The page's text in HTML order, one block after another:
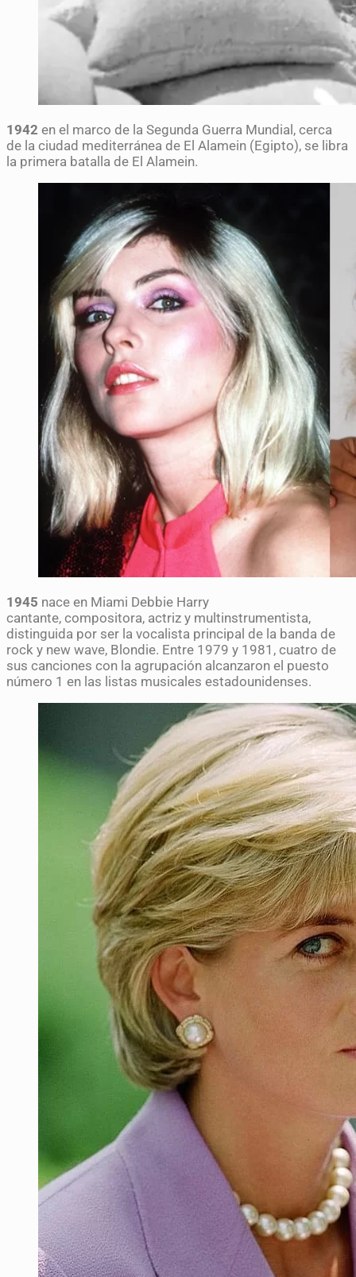
1942 en el marco de la Segunda Guerra Mundial, cerca
de la ciudad mediterránea de El Alamein (Egipto), se libra
la primera batalla de El Alamein.
1945 nace en Miami Debbie Harry
cantante, compositora, actriz y multinstrumentista,
distinguida por ser la vocalista principal de la banda de
rock y new wave, Blondie. Entre 1979 y 1981, cuatro de
sus canciones con la agrupación alcanzaron el puesto
número 1 en las listas musicales estadounidenses.